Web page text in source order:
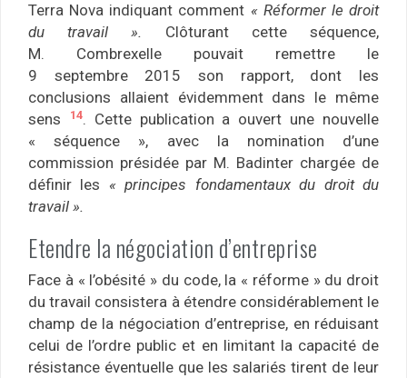
Terra Nova indiquant comment « Réformer le droit
du travail ». Clôturant cette séquence,
M. Combrexelle pouvait remettre le
9 septembre 2015 son rapport, dont les
conclusions allaient évidemment dans le même
sens
14. Cette publication a ouvert une nouvelle
« séquence », avec la nomination d’une
commission présidée par M. Badinter chargée de
définir les « principes fondamentaux du droit du
travail ».
Etendre la négociation d’entreprise
Face à « l’obésité » du code, la « réforme » du droit
du travail consistera à étendre considérablement le
champ de la négociation d’entreprise, en réduisant
celui de l’ordre public et en limitant la capacité de
résistance éventuelle que les salariés tirent de leur